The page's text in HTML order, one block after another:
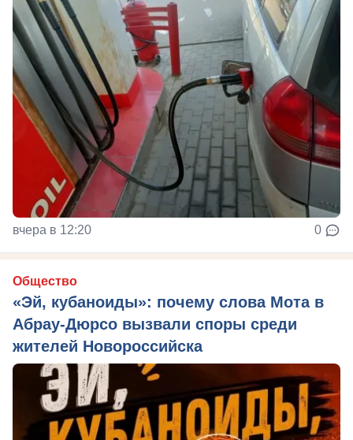
вчера в 12:20 0
Общество
«Эй, кубаноиды»: почему слова Мота в
Абрау-Дюрсо вызвали споры среди
жителей Новороссийска